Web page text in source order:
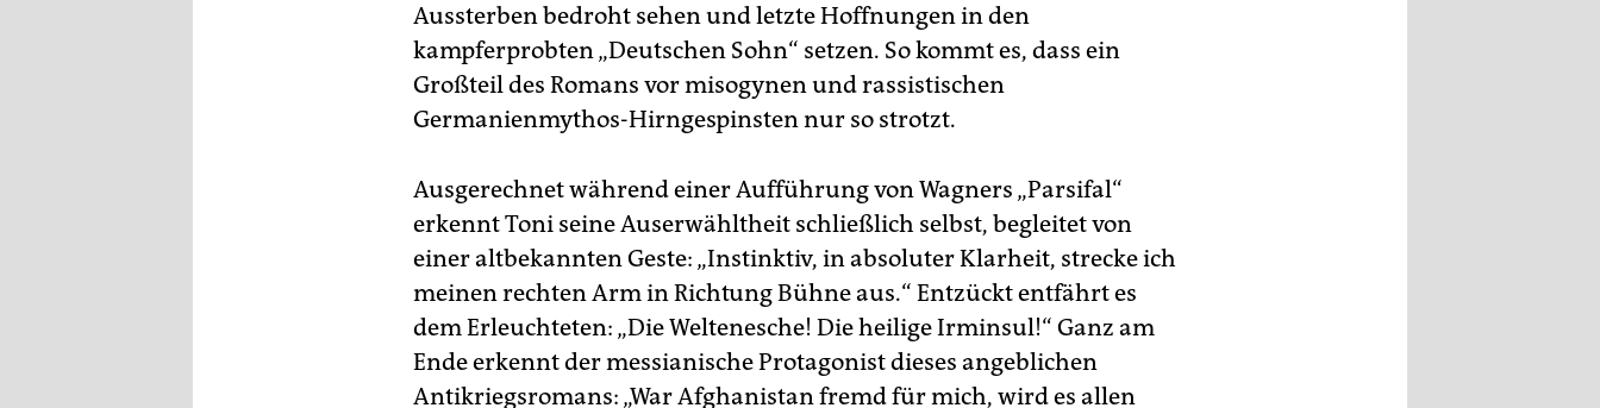
Aussterben bedroht sehen und letzte Hoffnungen in den
kampferprobten „Deutschen Sohn“ setzen. So kommt es, dass ein
Großteil des Romans vor misogynen und rassistischen
Germanienmythos-Hirngespinsten nur so strotzt.
Ausgerechnet während einer Aufführung von Wagners „Parsifal“
erkennt Toni seine Auserwähltheit schließlich selbst, begleitet von
einer altbekannten Geste: „Instinktiv, in absoluter Klarheit, strecke ich
meinen rechten Arm in Richtung Bühne aus.“ Entzückt entfährt es
dem Erleuchteten: „Die Weltenesche! Die heilige Irminsul!“ Ganz am
Ende erkennt der messianische Protagonist dieses angeblichen
Antikriegsromans: „War Afghanistan fremd für mich, wird es allen